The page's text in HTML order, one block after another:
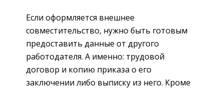
Если оформляется внешнее
совместительство, нужно быть готовым
предоставить данные от другого
работодателя. А именно: трудовой
договор и копию приказа о его
заключении либо выписку из него. Кроме